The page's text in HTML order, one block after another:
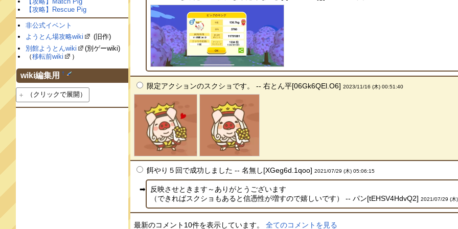
限定アクションのスクショです。 -- 右とん平[06Gk6QEl.O6]2023/11/16 (木) 00:51:40
餌やり５回で成功しました -- 名無し[XGeg6d.1qoo]2021/07/29 (木) 05:06:15
反映させときます～ありがとうございます
（できればスクショもあると信憑性が増すので嬉しいです） -- パン[tEHSV4HdvQ2]2021/07/29 (木
最新のコメント10件を表示しています。全てのコメントを見る
【攻略】Rescue Pig
非公式イベント
ようとん場攻略wiki
(旧作)
別館ようとんwiki
(別ゲーwiki)
（移転前wiki ）
wiki編集用 †
（クリックで展開）